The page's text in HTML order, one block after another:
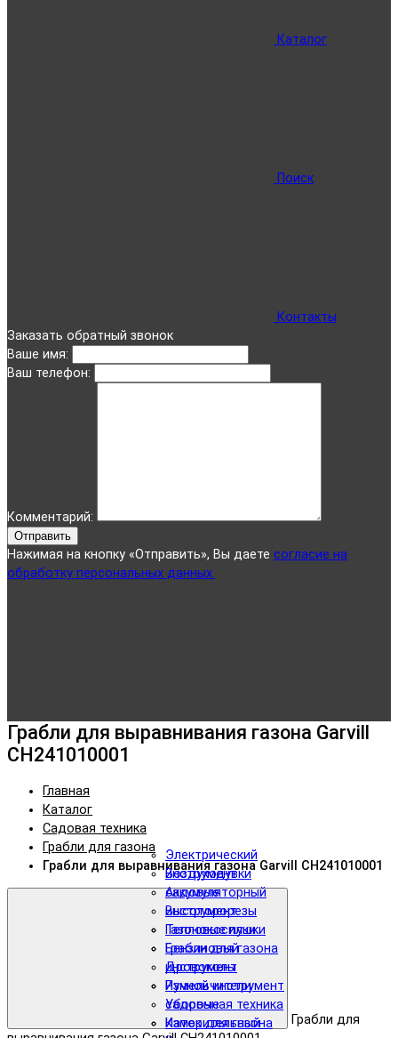
Каталог
Поиск
Контакты
Заказать обратный звонок
Ваше имя:
Ваш телефон:
Комментарий:
Отправить
Нажимая на кнопку «Отправить», Вы даете согласие на
обработку персональных данных.
Грабли для выравнивания газона Garvill
CH241010001
Главная
Каталог
Садовая техника
Электрический
инструмент
Аккумуляторный
инструмент
Тепловые пушки
Бензиновый
инструмент
Ручной инструмент
Уборочная техника
Измерительный
Грабли для газона
Воздуходувки
садовые
Высоторорезы
Газонокосилки
Грабли для газона
Дровоколы
Измельчители
садовые
Каток для газона
Грабли для выравнивания газона Garvill CH241010001
Грабли для